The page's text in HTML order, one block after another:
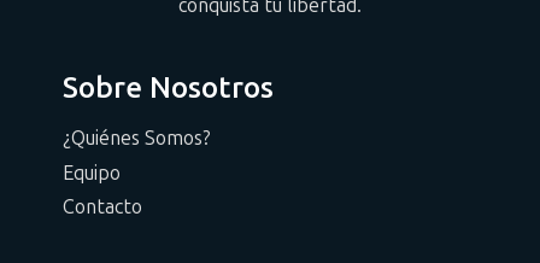
conquista tu libertad.
Sobre Nosotros
¿Quiénes Somos?
Equipo
Contacto